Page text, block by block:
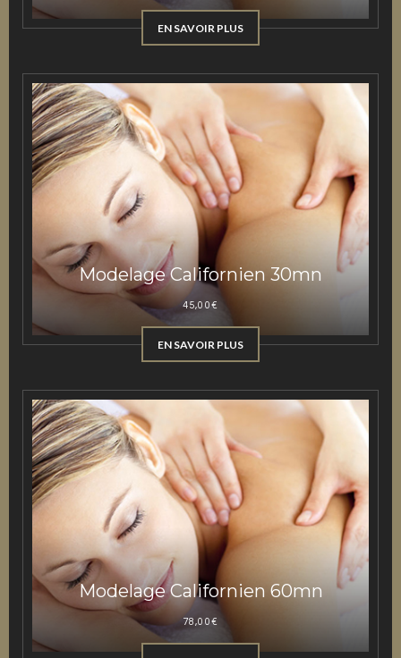
EN SAVOIR PLUS
Modelage Californien 30mn
45,00€
EN SAVOIR PLUS
Modelage Californien 60mn
78,00€